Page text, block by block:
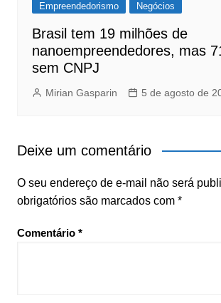
Empreendedorismo Negócios
Brasil tem 19 milhões de
nanoempreendedores, mas
sem CNPJ
Mirian Gasparin 5 de agosto de
Deixe um comentário
O seu endereço de e-mail não será
obrigatórios são marcados com *
Comentário *